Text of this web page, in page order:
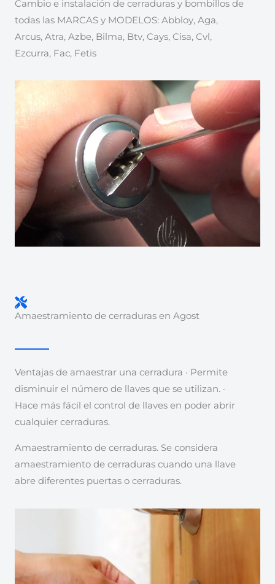
Cambio e instalación de cerraduras y bombillos de
todas las MARCAS y MODELOS: Abbloy, Aga,
Arcus, Atra, Azbe, Bilma, Btv, Cays, Cisa, Cvl,
Ezcurra, Fac, Fetis
Amaestramiento de cerraduras en Agost
Ventajas de amaestrar una cerradura · Permite
disminuir el número de llaves que se utilizan. ·
Hace más fácil el control de llaves en poder abrir
cualquier cerraduras.
Amaestramiento de cerraduras. Se considera
amaestramiento de cerraduras cuando una llave
abre diferentes puertas o cerraduras.